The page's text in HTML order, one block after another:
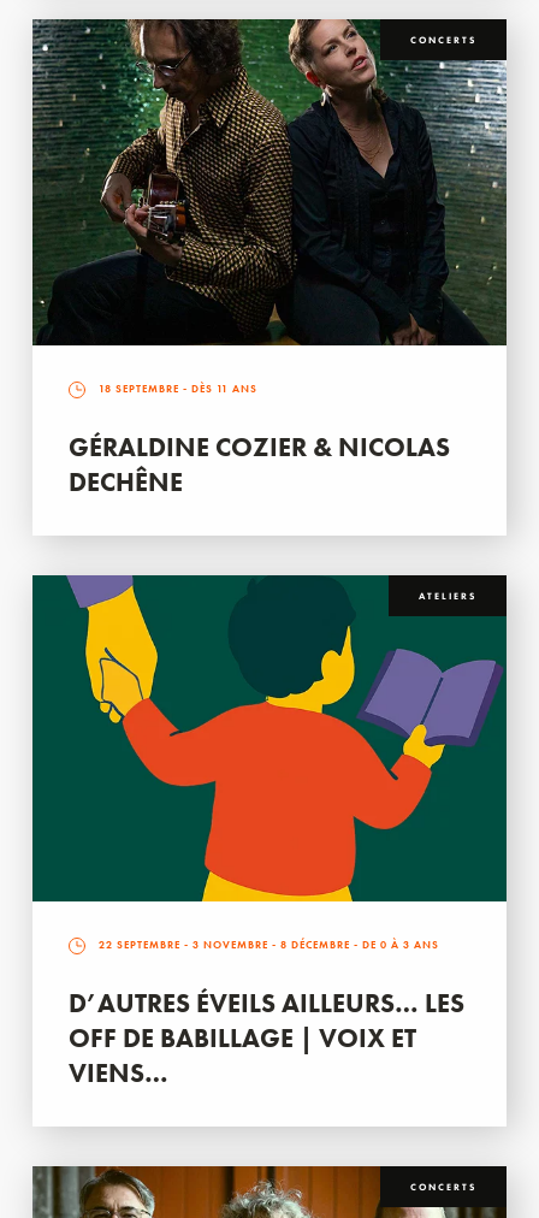
CONCERTS
18 SEPTEMBRE - DÈS 11 ANS
GÉRALDINE COZIER & NICOLAS
DECHÊNE
ATELIERS
22 SEPTEMBRE - 3 NOVEMBRE - 8 DÉCEMBRE - DE 0 À 3 ANS
D’AUTRES ÉVEILS AILLEURS… LES
OFF DE BABILLAGE | VOIX ET
VIENS…
CONCERTS